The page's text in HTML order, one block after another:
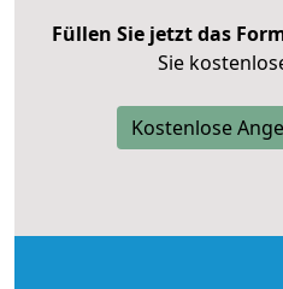
Füllen Sie jetzt das
Sie
Kostenlose